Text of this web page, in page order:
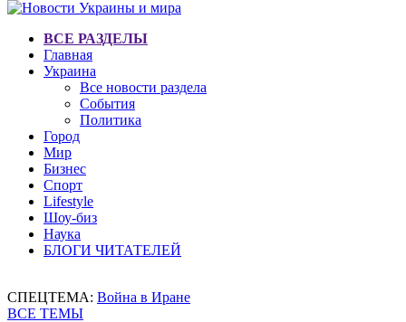
ВСЕ РАЗДЕЛЫ
Главная
Украина
Все новости раздела
События
Политика
Город
Мир
Бизнес
Спорт
Lifestyle
Шоу-биз
Наука
БЛОГИ ЧИТАТЕЛЕЙ
СПЕЦТЕМА: Война в Иране
ВСЕ ТЕМЫ